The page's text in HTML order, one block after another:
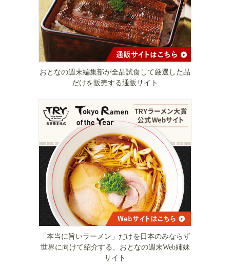
おとなの週末編集部が全品試食して厳選した品
だけを販売する通販サイト
「本当に旨いラーメン」だけを日本のみならず
世界に向けて紹介する、おとなの週末Web姉妹
サイト